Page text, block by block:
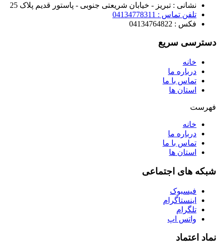
نشانی : تبریز - خیابان شریعتی جنوبی - پاستور قدیم پلاک 25
تلفن تماس : 04134778311
فکس : 04134764822
دسترسی سریع
خانه
درباره ما
تماس با ما
استان ها
فهرست
خانه
درباره ما
تماس با ما
استان ها
شبکه های اجتماعی
فیسبوک
اینستاگرام
تلگرام
واتس اپ
نماد اعتماد